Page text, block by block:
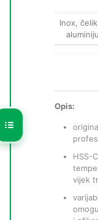
Inox,
Opis:
HSS-
vijek